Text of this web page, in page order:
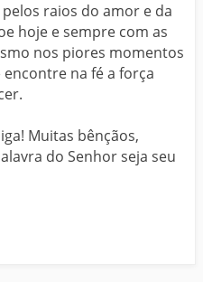
raios do amor e da
hoje e sempre com as
nos piores momentos
encontre na fé a força
Muitas bênçãos,
do Senhor seja seu